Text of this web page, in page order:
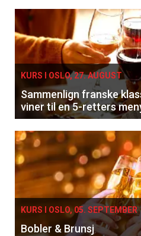
KURS I OSLO, 27. AUGUST
Sammenlign franske
viner til en 5-retters
KURS I OSLO, 05. SEPTEMBER
Bobler & Brunsj